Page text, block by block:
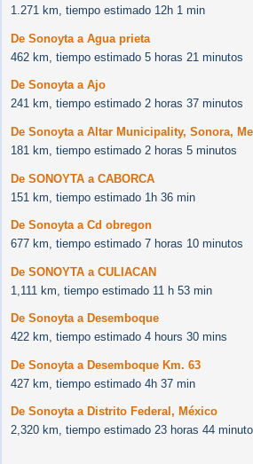
1.271 km, tiempo estimado 12h 1 min
De Sonoyta a Agua prieta
462 km, tiempo estimado 5 horas 21 minutos
De Sonoyta a Ajo
241 km, tiempo estimado 2 horas 37 minutos
De Sonoyta a Altar Municipality, Sonora,
181 km, tiempo estimado 2 horas 5 minutos
De SONOYTA a CABORCA
151 km, tiempo estimado 1h 36 min
De Sonoyta a Cd obregon
677 km, tiempo estimado 7 horas 10 minutos
De SONOYTA a CULIACAN
1,111 km, tiempo estimado 11 h 53 min
De Sonoyta a Desemboque
422 km, tiempo estimado 4 hours 30 mins
De Sonoyta a Desemboque Km. 63
427 km, tiempo estimado 4h 37 min
De Sonoyta a Distrito Federal, México
2,320 km, tiempo estimado 23 horas 44